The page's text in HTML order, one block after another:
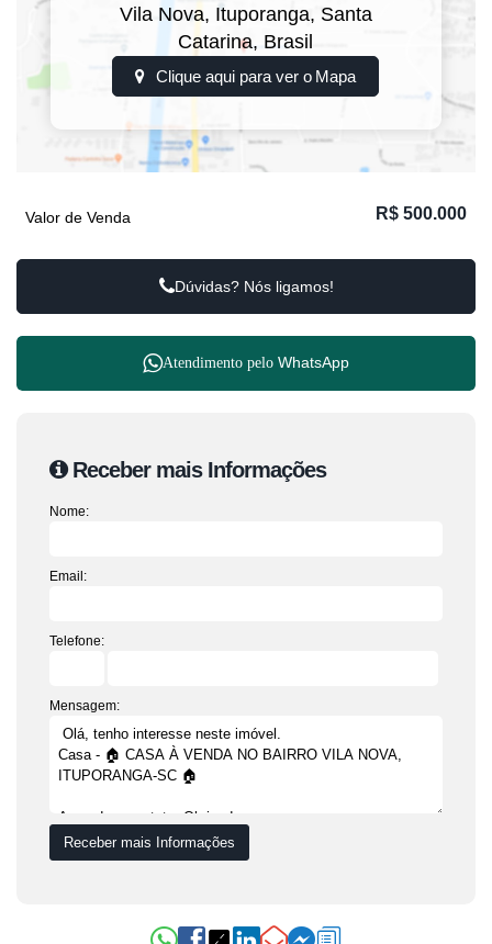
Vila Nova, Ituporanga, Santa
Catarina, Brasil
Clique aqui para ver o Mapa
R$ 500.000
Valor de Venda
Dúvidas? Nós ligamos!
Atendimento pelo WhatsApp
Receber mais Informações
Nome:
Email:
Telefone:
Mensagem: